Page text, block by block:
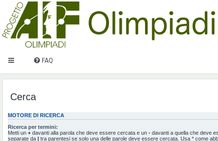
FAQ
Cerca
MOTORE DI RICERCA
Ricerca per termini:
Metti un + davanti alla parola che deve essere cercata e un - davanti a quella che deve
separate da
tra parentesi se solo una delle parole deve essere cercata. Usa * come